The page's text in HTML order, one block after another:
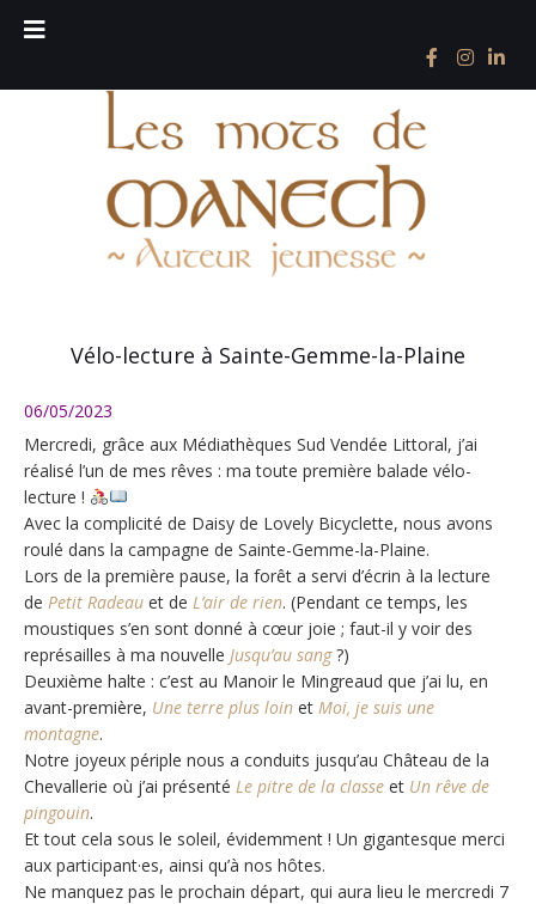
Vélo-lecture à Sainte-Gemme-la-Plaine
06/05/2023
Mercredi, grâce aux Médiathèques Sud Vendée Littoral, j’ai
réalisé l’un de mes rêves : ma toute première balade vélo-
lecture !
Avec la complicité de Daisy de Lovely Bicyclette, nous avons
roulé dans la campagne de Sainte-Gemme-la-Plaine.
Lors de la première pause, la forêt a servi d’écrin à la lecture
de Petit Radeau et de L’air de rien. (Pendant ce temps, les
moustiques s’en sont donné à cœur joie ; faut-il y voir des
représailles à ma nouvelle Jusqu’au sang?)
Deuxième halte : c’est au Manoir le Mingreaud que j’ai lu, en
avant-première, Une terre plus loin et Moi, je suis une
montagne.
Notre joyeux périple nous a conduits jusqu’au Château de la
Chevallerie où j’ai présenté Le pitre de la classe et Un rêve de
pingouin.
Et tout cela sous le soleil, évidemment ! Un gigantesque merci
aux participant·es, ainsi qu’à nos hôtes.
Ne manquez pas le prochain départ, qui aura lieu le mercredi 7